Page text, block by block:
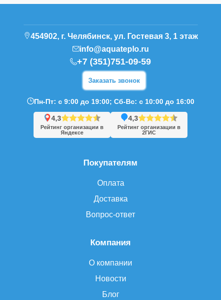
Компания
О компании
Новости
Блог
Покупателям
Оплата
Доставка
Вопрос-ответ
454902, г. Челябинск, ул. Гостевая 3, 1 этаж
info@aquateplo.ru
+7 (351)751-09-59
Заказать звонок
Пн-Пт: с 9:00 до 19:00; Сб-Вс: с 10:00 до 16:00
4,3
Рейтинг организации в
Яндексе
4,3
Рейтинг организации в
2ГИС